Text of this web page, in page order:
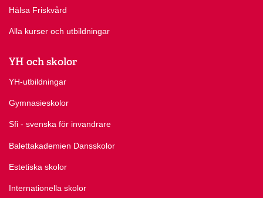
Hälsa Friskvård
Alla kurser och utbildningar
YH och skolor
YH-utbildningar
Gymnasieskolor
Sfi - svenska för invandrare
Balettakademien Dansskolor
Estetiska skolor
Internationella skolor